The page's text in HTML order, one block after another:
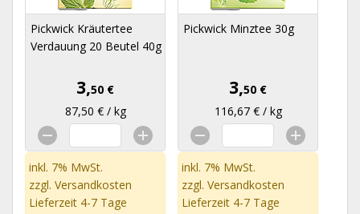
Pickwick Kräutertee
Verdauung 20 Beutel 40g
3,50 €
87,50 € / kg
inkl. 7% MwSt.
zzgl. Versandkosten
Lieferzeit 4-7 Tage
Pickwick Minztee 30g
3,50 €
116,67 € / kg
inkl. 7% MwSt.
zzgl. Versandkosten
Lieferzeit 4-7 Tage